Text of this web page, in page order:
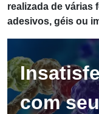
realizada de várias
adesivos, géis ou
com